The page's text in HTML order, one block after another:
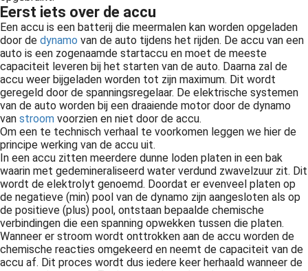
Eerst iets over de accu
Een accu is een batterij die meermalen kan worden opgeladen
door de dynamo van de auto tijdens het rijden. De accu van een
auto is een zogenaamde startaccu en moet de meeste
capaciteit leveren bij het starten van de auto. Daarna zal de
accu weer bijgeladen worden tot zijn maximum. Dit wordt
geregeld door de spanningsregelaar. De elektrische systemen
van de auto worden bij een draaiende motor door de dynamo
van stroom voorzien en niet door de accu.
Om een te technisch verhaal te voorkomen leggen we hier de
principe werking van de accu uit.
In een accu zitten meerdere dunne loden platen in een bak
waarin met gedemineraliseerd water verdund zwavelzuur zit. Dit
wordt de elektrolyt genoemd. Doordat er evenveel platen op
de negatieve (min) pool van de dynamo zijn aangesloten als op
de positieve (plus) pool, ontstaan bepaalde chemische
verbindingen die een spanning opwekken tussen die platen.
Wanneer er stroom wordt onttrokken aan de accu worden de
chemische reacties omgekeerd en neemt de capaciteit van de
accu af. Dit proces wordt dus iedere keer herhaald wanneer de